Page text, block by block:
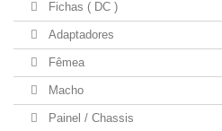
Fichas ( DC )
Adaptadores
Fêmea
Macho
Painel / Chassis